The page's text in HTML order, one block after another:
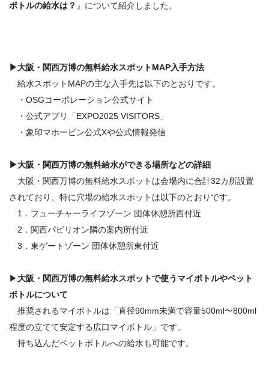
ボトルの給水は？ 』について紹介しました。
▶大阪・関西万博の無料給水スポットMAP入手方法
給水スポットMAPの主な入手先は以下のとおりです。
・OSGコーポレーション公式サイト
・公式アプリ「EXPO2025 VISITORS」
・象印マホービン公式Xや公式情報発信
▶大阪・関西万博の無料給水ができる場所などの詳細
大阪・関西万博の無料給水スポットは会場内に合計32カ所設置
されており、特に穴場の給水スポットは以下のとおりです。
1．フューチャーライフゾーン 団体休憩所西付近
2．関西パビリオン隣の案内所付近
3．東ゲートゾーン 団体休憩所東付近
▶ 大阪・関西万博の無料給水スポットで使うマイボトルやペット
ボトルについて
推奨されるマイボトルは「直径90mm未満で容量500ml〜800ml
程度の立てて安定する広口マイボトル」です。
持ち込んだペットボトルへの給水も可能です。